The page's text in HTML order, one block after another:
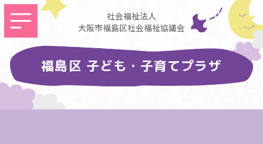
社会福祉法人
大阪市福島区社会福祉協議会
福島区 子ども・子育てプラザ